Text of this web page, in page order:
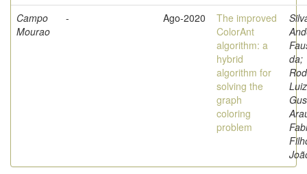
Campo
Mourao
- Ago-2020
The improved
ColorAnt
algorithm: a
hybrid
algorithm for
solving the
graph
coloring
problem
da;
Luiz